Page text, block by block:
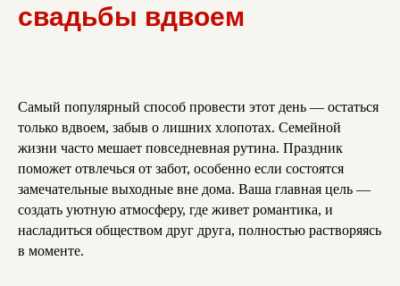
свадьбы вдвоем
Самый популярный способ провести этот день — остаться
только вдвоем, забыв о лишних хлопотах. Семейной
жизни часто мешает повседневная рутина. Праздник
поможет отвлечься от забот, особенно если состоятся
замечательные выходные вне дома. Ваша главная цель —
создать уютную атмосферу, где живет романтика, и
насладиться обществом друг друга, полностью растворяясь
в моменте.